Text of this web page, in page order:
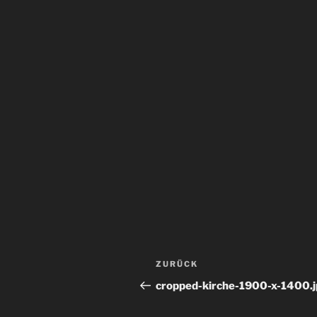
Beitragsnavigation
Vorheriger
Beitrag
ZURÜCK
cropped-kirche-1900-x-